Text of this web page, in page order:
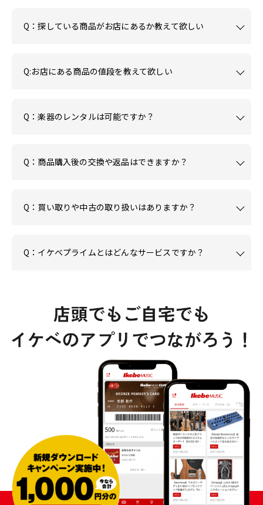
Q：探している商品がお店にあるか教えて欲しい
Q:お店にある商品の値段を教えて欲しい
Q：楽器のレンタルは可能ですか？
Q：商品購入後の交換や返品はできますか？
Q：買い取りや中古の取り扱いはありますか？
Q：イケベプライムとはどんなサービスですか？